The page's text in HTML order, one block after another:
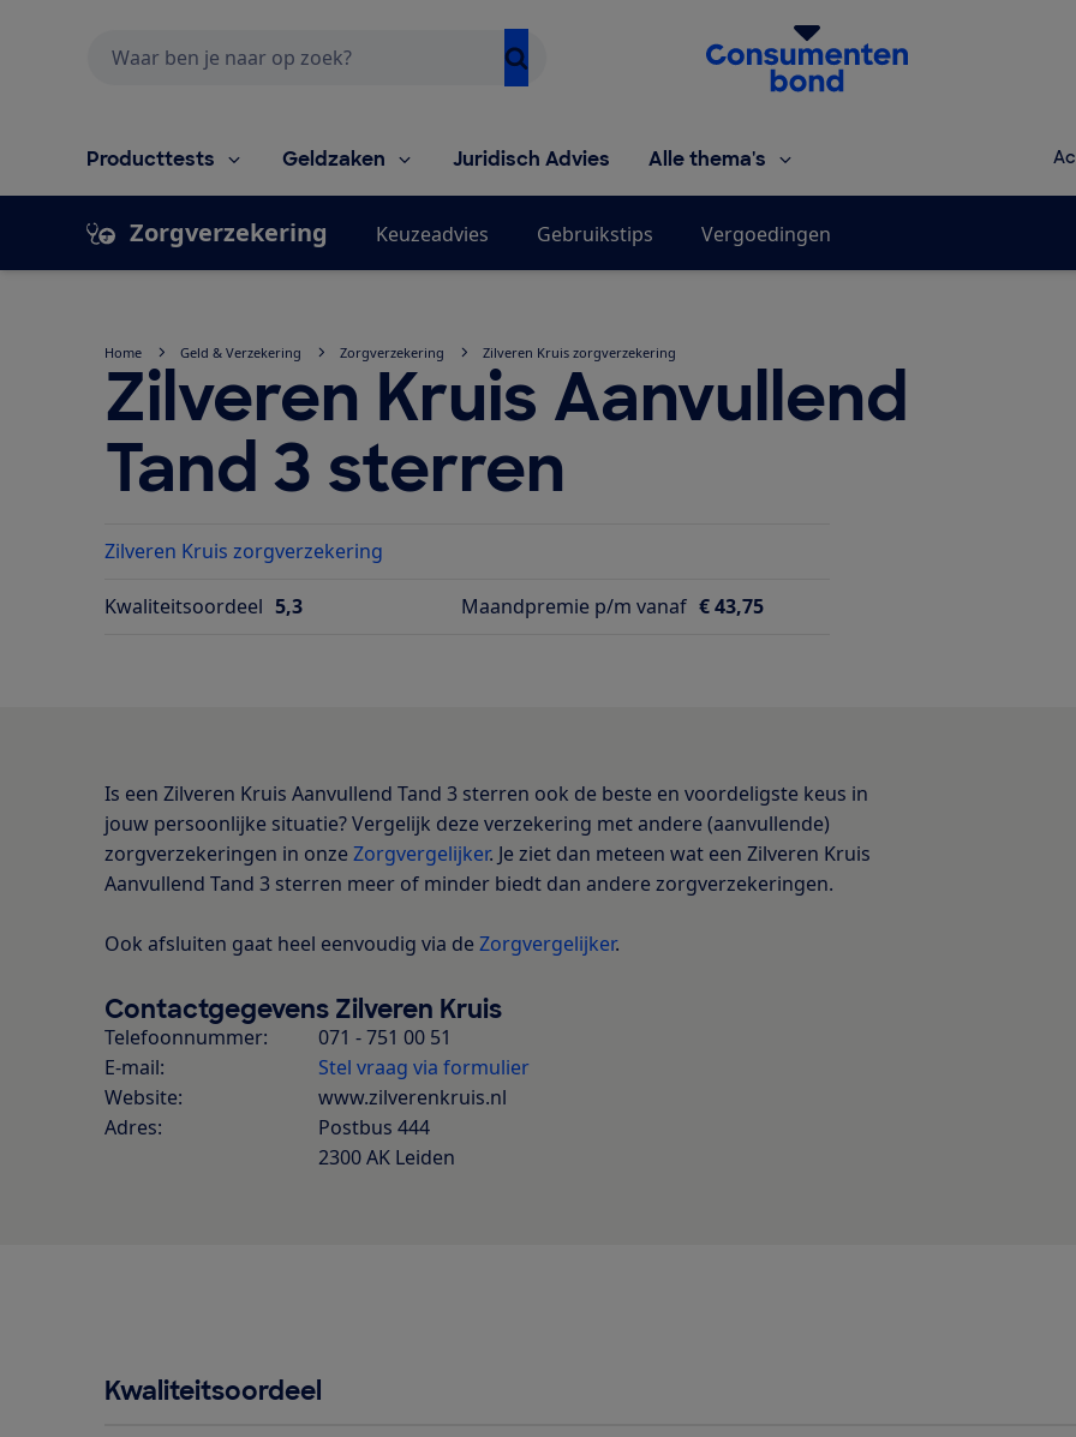
Homepage van de Consumentenbond
Producttests Geldzaken Juridisch Advies Alle thema's
Zorgverzekering Keuzeadvies Gebruikstips Vergoedingen
Home Geld & Verzekering Zorgverzekering Zilveren Kruis zorgverzekering
Zilveren Kruis Aanvullend
Tand 3 sterren
Zilveren Kruis zorgverzekering
Kwaliteitsoordeel 5,3 Maandpremie p/m vanaf € 43,75
Is een Zilveren Kruis Aanvullend Tand 3 sterren ook de beste en voordeligste keus in
jouw persoonlijke situatie? Vergelijk deze verzekering met andere (aanvullende)
zorgverzekeringen in onzeZorgvergelijker. Je ziet dan meteen wat een Zilveren Kruis
Aanvullend Tand 3 sterren meer of minder biedt dan andere zorgverzekeringen.
Ook afsluiten gaat heel eenvoudig via deZorgvergelijker.
Contactgegevens Zilveren Kruis
Telefoonnummer:
071 - 751 00 51
E-mail:
Stel vraag via formulier
Website:
www.zilverenkruis.nl
Adres:
Postbus 444
2300 AK Leiden
Kwaliteitsoordeel